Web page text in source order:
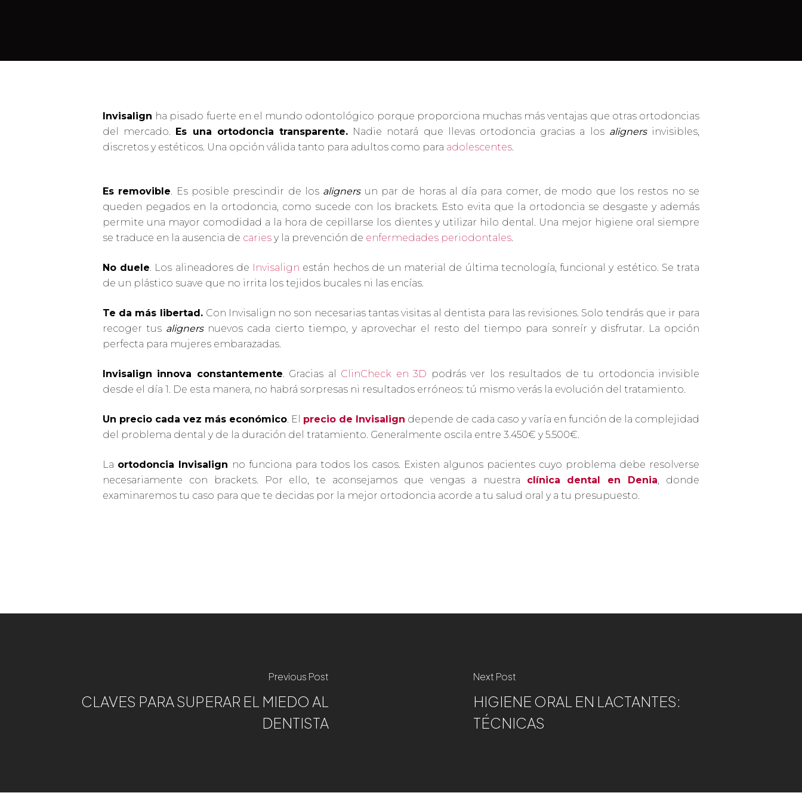
Hit enter to search or ESC to close
Invisalign ha pisado fuerte en el mundo odontológico porque proporciona muchas más ventajas que otras ortodoncias
del mercado. Es una ortodoncia transparente. Nadie notará que llevas ortodoncia gracias a los alignersinvisibles,
discretos y estéticos. Una opción válida tanto para adultos como para adolescentes.
Es removible. Es posible prescindir de los alignersun par de horas al día para comer, de modo que los restos no se
queden pegados en la ortodoncia, como sucede con los brackets. Esto evita que la ortodoncia se desgaste y además
permite una mayor comodidad a la hora de cepillarse los dientes y utilizar hilo dental. Una mejor higiene oral siempre
se traduce en la ausencia de caries y la prevención de enfermedades periodontales.
No duele. Los alineadores de Invisalign están hechos de un material de última tecnología, funcional y estético. Se trata
de un plástico suave que no irrita los tejidos bucales ni las encías.
Te da más libertad. Con Invisalign no son necesarias tantas visitas al dentista para las revisiones. Solo tendrás que ir para
recoger tus alignersnuevos cada cierto tiempo, y aprovechar el resto del tiempo para sonreír y disfrutar. La opción
perfecta para mujeres embarazadas.
Invisalign innova constantemente. Gracias al ClinCheck en 3D podrás ver los resultados de tu ortodoncia invisible
desde el día 1. De esta manera, no habrá sorpresas ni resultados erróneos: tú mismo verás la evolución del tratamiento.
Un precio cada vez más económico. El precio de Invisalign depende de cada caso y varía en función de la complejidad
del problema dental y de la duración del tratamiento. Generalmente oscila entre 3.450€ y 5.500€.
La ortodoncia Invisalign no funciona para todos los casos. Existen algunos pacientes cuyo problema debe resolverse
necesariamente con brackets. Por ello, te aconsejamos que vengas a nuestra clínica dental en Denia, donde
examinaremos tu caso para que te decidas por la mejor ortodoncia acorde a tu salud oral y a tu presupuesto.
Previous Post
CLAVES PARA SUPERAR EL MIEDO AL
DENTISTA
Next Post
HIGIENE ORAL EN LACTANTES:
TÉCNICAS